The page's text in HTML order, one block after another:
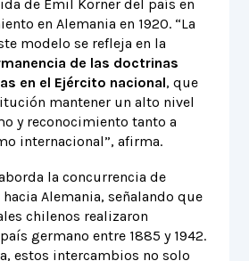
de Emil Körner del país en
en Alemania en 1920. “La
modelo se refleja en la
de las doctrinas
en el Ejército nacional, que
mantener un alto nivel
y reconocimiento tanto a
internacional”, afirma.
la concurrencia de
Alemania, señalando que
chilenos realizaron
germano entre 1885 y 1942.
estos intercambios no solo